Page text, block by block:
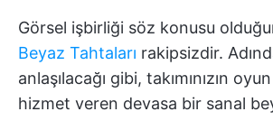
Görsel işbirliği söz konusu
Beyaz Tahtaları rakipsizdir.
anlaşılacağı gibi, takımınızın
hizmet veren devasa bir sanal